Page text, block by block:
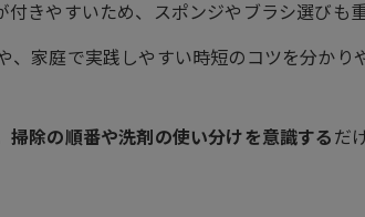
きやすいため、スポンジやブラシ選びも
家庭で実践しやすい時短のコツを分かり
掃除の順番や洗剤の使い分けを意識する だ